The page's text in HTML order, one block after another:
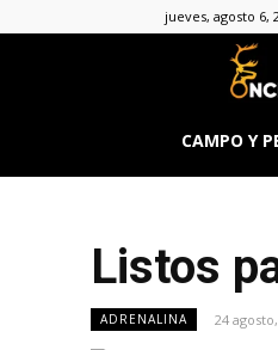
jueves, agosto 6,
CAMPO Y
Listos
ADRENALINA 24